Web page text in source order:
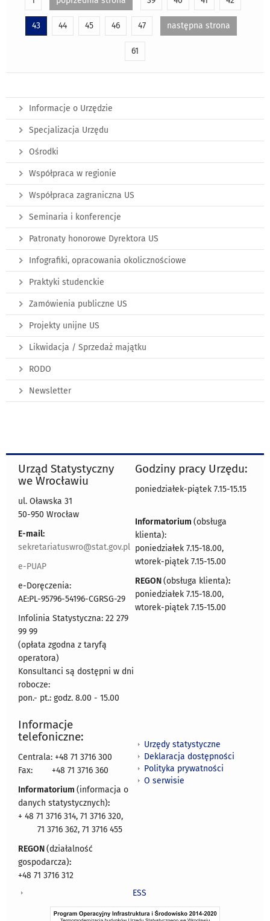
43 44 45 46 47 następna strona
61
Informacje o Urzędzie
Specjalizacja Urzędu
Ośrodki
Współpraca w regionie
Współpraca zagraniczna US
Seminaria i konferencje
Patronaty honorowe Dyrektora US
Infografiki, opracowania okolicznościowe
Praktyki studenckie
Zamówienia publiczne US
Projekty unijne US
Likwidacja / Sprzedaż majątku
RODO
Newsletter
Urząd Statystyczny
we Wrocławiu
ul. Oławska 31
50-950 Wrocław
E-mail:
sekretariatuswro@stat.gov.pl
e-PUAP
e-Doręczenia:
AE:PL-95796-54196-CGRSG-29
Infolinia Statystyczna: 22 279
99 99
(opłata zgodna z taryfą
operatora)
Konsultanci są dostępni w dni
robocze:
pon.- pt.: godz. 8.00 - 15.00
Godziny pracy Urzędu:
poniedziałek-piątek 7.15-15.15
Informatorium (obsługa
klienta):
poniedziałek 7.15-18.00,
wtorek-piątek 7.15-15.00
REGON(obsługa klienta):
poniedziałek 7.15-18.00,
wtorek-piątek 7.15-15.00
Informacje
telefoniczne:
Centrala: +48 71 3716 300
Fax:
+48 71 3716 360
Informatorium (informacja o
danych statystycznych):
+ 48 71 3716 314, 71 3716 320,
71 3716 362, 71 3716 455
REGON(działalność
gospodarcza):
+48 71 3716 312
Urzędy statystyczne
Deklaracja dostępności
Polityka prywatności
O serwisie
ESS